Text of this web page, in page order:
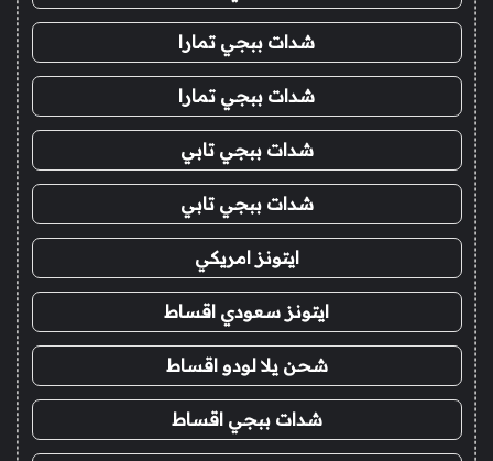
شدات ببجي تمارا
شدات ببجي تمارا
شدات ببجي تابي
شدات ببجي تابي
ايتونز امريكي
ايتونز سعودي اقساط
شحن يلا لودو اقساط
شدات ببجي اقساط